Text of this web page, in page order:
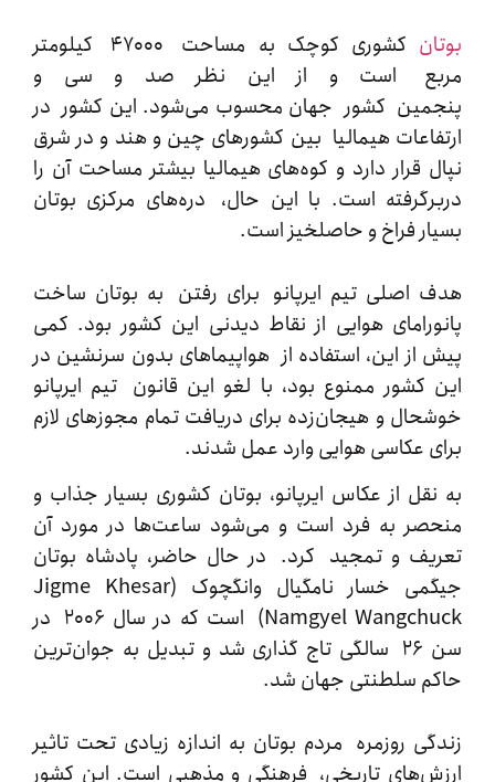
کشوری کوچک به مساحت ۴۷۰۰۰ کیلومتر
است و از این نظر صد و سی و
کشور جهان محسوب می‌شود. این کشور در
هیمالیا بین کشورهای چین و هند و در شرق
قرار دارد و کوه‌های هیمالیا بیشتر مساحت آن را
است. با این حال، دره‌های مرکزی بوتان
فراخ و حاصلخیز است.
اصلی تیم ایرپانو برای رفتن به بوتان ساخت
هوایی از نقاط دیدنی این کشور بود. کمی
این، استفاده از هواپیماهای بدون سرنشین در
ممنوع بود، با لغو این قانون تیم ایرپانو
و هیجان‌زده برای دریافت تمام مجوزهای لازم
عکاسی هوایی وارد عمل شدند.
از عکاس ایرپانو، بوتان کشوری بسیار جذاب و
به فرد است و می‌شود ساعت‌ها در مورد آن
و تمجید کرد. در حال حاضر، پادشاه بوتان
جیگمی خسار نامگیال وانگچوک (Jigme Khesar
Namgyel Wangchuck) است که در سال ۲۰۰۶ در
سن ۲۶ سالگی تاج گذاری شد و تبدیل به جوان‌ترین
سلطنتی جهان شد.
روزمره مردم بوتان به اندازه زیادی تحت تاثیر
تاریخی، فرهنگی و مذهبی است. این کشور